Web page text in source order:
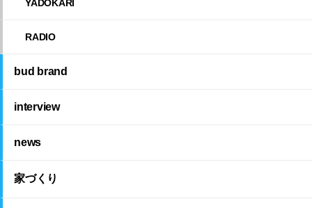
YADOKARI
RADIO
bud brand
interview
news
家づくり